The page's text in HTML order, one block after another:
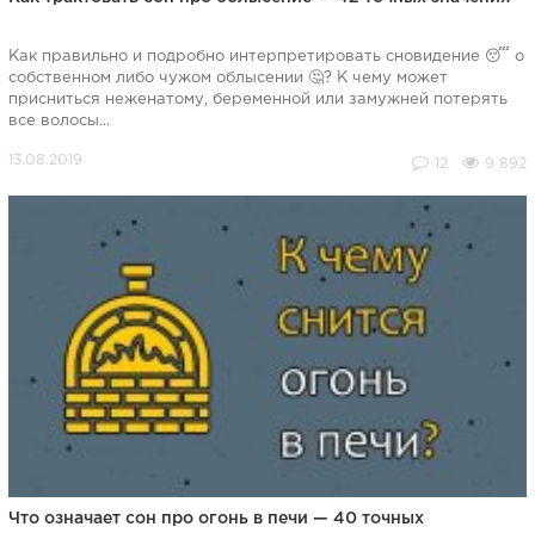
Как правильно и подробно интерпретировать сновидение 😴 о
собственном либо чужом облысении 🤔? К чему может
присниться неженатому, беременной или замужней потерять
все волосы...
12 9 892
Что означает сон про огонь в печи — 40 точных